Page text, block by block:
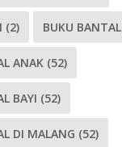
(2) BUKU BANTAL
ANAK (52)
BAYI (52)
DI MALANG (52)